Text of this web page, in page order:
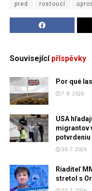
pred rostoucí
Souvisejícípříspěvky
Por qué
7. 8. 2026
USA
migrantov
30. 7. 2026
Riaditeľ
stretol s